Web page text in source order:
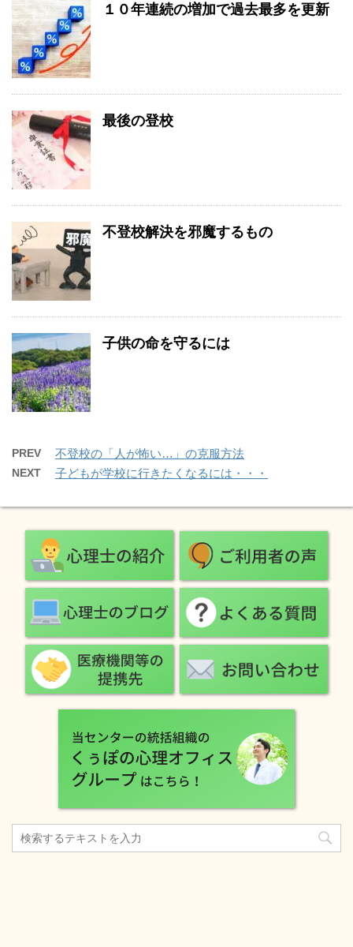
１０年連続の増加で過去最多を更新
最後の登校
不登校解決を邪魔するもの
子供の命を守るには
PREV 不登校の「人が怖い…」の克服方法
NEXT 子どもが学校に行きたくなるには・・・